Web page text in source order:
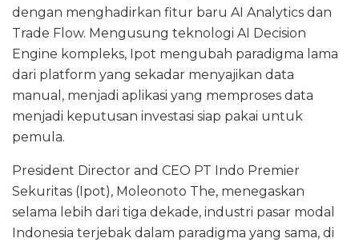
e
b
o
o
k
te
r
ts
A
p
p
g
ra
m
a
d
s
l
t
l
dengan menghadirkan fitur baru AI Analytics dan
Trade Flow. Mengusung teknologi AI Decision
Engine kompleks, Ipot mengubah paradigma lama
dari platform yang sekadar menyajikan data
manual, menjadi aplikasi yang memproses data
menjadi keputusan investasi siap pakai untuk
pemula.
President Director and CEO PT Indo Premier
Sekuritas (Ipot), Moleonoto The, menegaskan
selama lebih dari tiga dekade, industri pasar modal
Indonesia terjebak dalam paradigma yang sama, di